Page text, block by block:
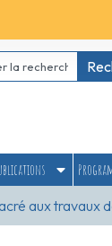
aux travaux